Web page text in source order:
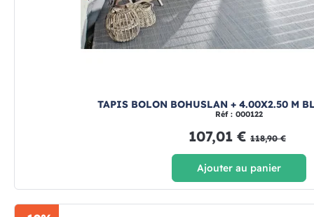
TAPIS BOLON BOHUSLAN + 4.00X2.50 M
Réf : 000122
107,01 € 118,90 €
Ajouter au panier